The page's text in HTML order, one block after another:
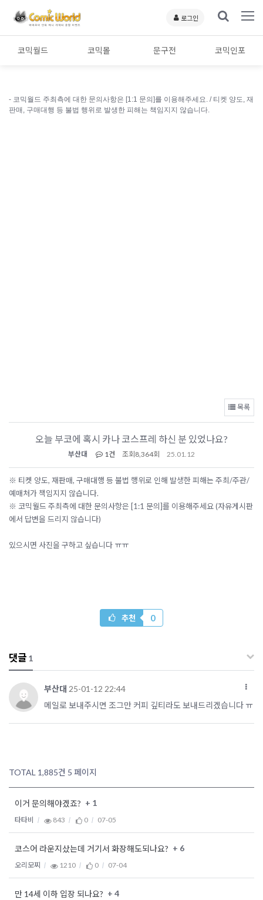
로그인
코믹월드 코믹몰 문구전 코믹인포
- 코믹월드 주최측에 대한 문의사항은 [1:1 문의]를 이용해주세요. / 티켓 양도, 재
판매, 구매대행 등 불법 행위로 발생한 피해는 책임지지 않습니다.
목록
오늘 부코에 혹시 카나 코스프레 하신 분 있었나요?
부산대 1건 조회 8,364회 25.01.12
※ 티켓 양도, 재판매, 구매대행 등 불법 행위로 인해 발생한 피해는 주최/주관/
예매처가 책임지지 않습니다.
※ 코믹월드 주최측에 대한 문의사항은 [1:1 문의]를 이용해주세요 (자유게시판
에서 답변을 드리지 않습니다)
있으시면 사진을 구하고 싶습니다 ㅠㅠ
추천 0
댓글 1
부산대 25-01-12 22:44
메일로 보내주시면 조그만 커피 깊티라도 보내드리겠습니다 ㅠ
TOTAL 1,885건 5 페이지
이거 문의해야겠죠? + 1
타타비 843 0 07-05
코스어 라운지샀는데 거기서 화장해도되나요? + 6
오리모찌 1210 0 07-04
만 14세 이하 입장 되나요? + 4